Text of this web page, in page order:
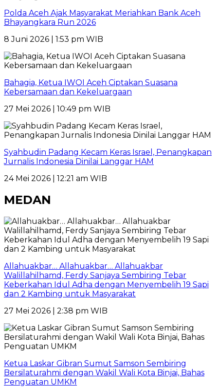
Polda Aceh Ajak Masyarakat Meriahkan Bank Aceh
Bhayangkara Run 2026
8 Juni 2026 | 1:53 pm WIB
Bahagia, Ketua IWOI Aceh Ciptakan Suasana
Kebersamaan dan Kekeluargaan
27 Mei 2026 | 10:49 pm WIB
Syahbudin Padang Kecam Keras Israel, Penangkapan
Jurnalis Indonesia Dinilai Langgar HAM
24 Mei 2026 | 12:21 am WIB
MEDAN
Allahuakbar… Allahuakbar… Allahuakbar
Walillahilhamd, Ferdy Sanjaya Sembiring Tebar
Keberkahan Idul Adha dengan Menyembelih 19 Sapi
dan 2 Kambing untuk Masyarakat
27 Mei 2026 | 2:38 pm WIB
Ketua Laskar Gibran Sumut Samson Sembiring
Bersilaturahmi dengan Wakil Wali Kota Binjai, Bahas
Penguatan UMKM